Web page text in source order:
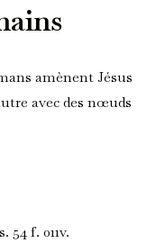
amènent Jésus
avec des nœuds
f. 011v.